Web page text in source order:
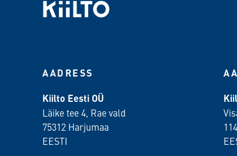
AADRESS
Kiilto Eesti OÜ
Läike tee 4, Rae vald
75312 Harjumaa
EESTI